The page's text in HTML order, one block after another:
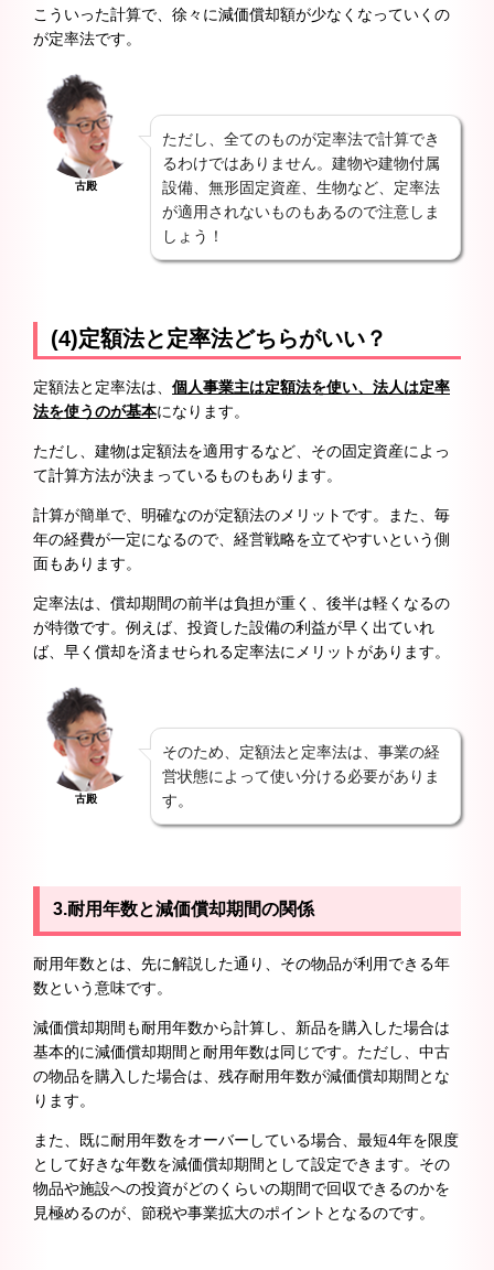
こういった計算で、徐々に減価償却額が少なくなっていくの
が定率法です。
古殿
ただし、全てのものが定率法で計算でき
るわけではありません。建物や建物付属
設備、無形固定資産、生物など、定率法
が適用されないものもあるので注意しま
しょう！
(4)定額法と定率法どちらがいい？
定額法と定率法は、 個人事業主は定額法を使い、法人は定率
法を使うのが基本になります。
ただし、建物は定額法を適用するなど、その固定資産によっ
て計算方法が決まっているものもあります。
計算が簡単で、明確なのが定額法のメリットです。また、毎
年の経費が一定になるので、経営戦略を立てやすいという側
面もあります。
定率法は、償却期間の前半は負担が重く、後半は軽くなるの
が特徴です。例えば、投資した設備の利益が早く出ていれ
ば、早く償却を済ませられる定率法にメリットがあります。
古殿
そのため、定額法と定率法は、事業の経
営状態によって使い分ける必要がありま
す。
3.耐用年数と減価償却期間の関係
耐用年数とは、先に解説した通り、その物品が利用できる年
数という意味です。
減価償却期間も耐用年数から計算し、新品を購入した場合は
基本的に減価償却期間と耐用年数は同じです。ただし、中古
の物品を購入した場合は、残存耐用年数が減価償却期間とな
ります。
また、既に耐用年数をオーバーしている場合、最短4年を限度
として好きな年数を減価償却期間として設定できます。その
物品や施設への投資がどのくらいの期間で回収できるのかを
見極めるのが、節税や事業拡大のポイントとなるのです。